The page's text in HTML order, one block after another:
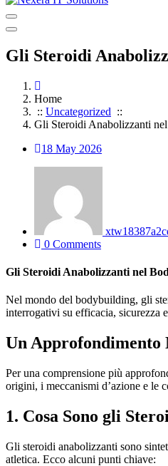
Gli Steroidi
Home
:: Uncategorized ::
Gli Steroidi Anabolizzanti
18 May 2026
0 Comments
Gli Steroidi Anabolizzanti nel
Nel mondo del bodybuilding, gli
interrogativi su efficacia, sicurezza
Un Approfondimento
Per una comprensione più
origini, i meccanismi d’azione e le
1. Cosa Sono gli
Gli steroidi anabolizzanti sono
atletica. Ecco alcuni punti chiave: